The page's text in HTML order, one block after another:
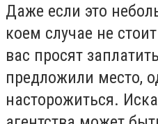
Даже если это
коем случае не
вас просят
предложили место,
насторожиться.